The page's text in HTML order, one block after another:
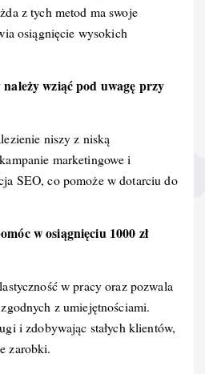
z tych metod ma swoje
osiągnięcie wysokich
wziąć pod uwagę przy
niszy z niską
marketingowe i
SEO, co pomoże w dotarciu do
w osiągnięciu 1000 zł
w pracy oraz pozwala
z umiejętnościami.
i zdobywając stałych klientów,
zarobki.